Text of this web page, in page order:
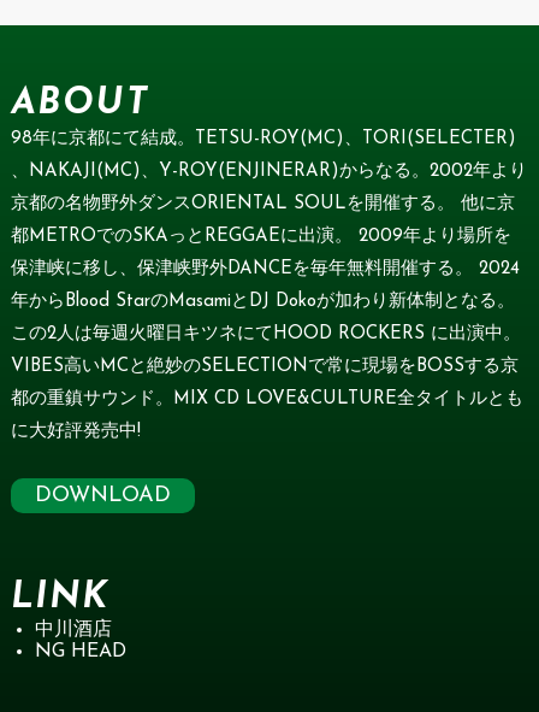
ABOUT
98年に京都にて結成。TETSU-ROY(MC)、TORI(SELECTER)
、NAKAJI(MC)、Y-ROY(ENJINERAR)からなる。2002年より
京都の名物野外ダンスORIENTAL SOULを開催する。 他に京
都METROでのSKAっとREGGAEに出演。 2009年より場所を
保津峡に移し、保津峡野外DANCEを毎年無料開催する。 2024
年からBlood StarのMasamiとDJ Dokoが加わり新体制となる。
この2人は毎週火曜日キツネにてHOOD ROCKERS に出演中。
VIBES高いMCと絶妙のSELECTIONで常に現場をBOSSする京
都の重鎮サウンド。MIX CD LOVE&CULTURE全タイトルとも
に大好評発売中!
DOWNLOAD
LINK
中川酒店
NG HEAD